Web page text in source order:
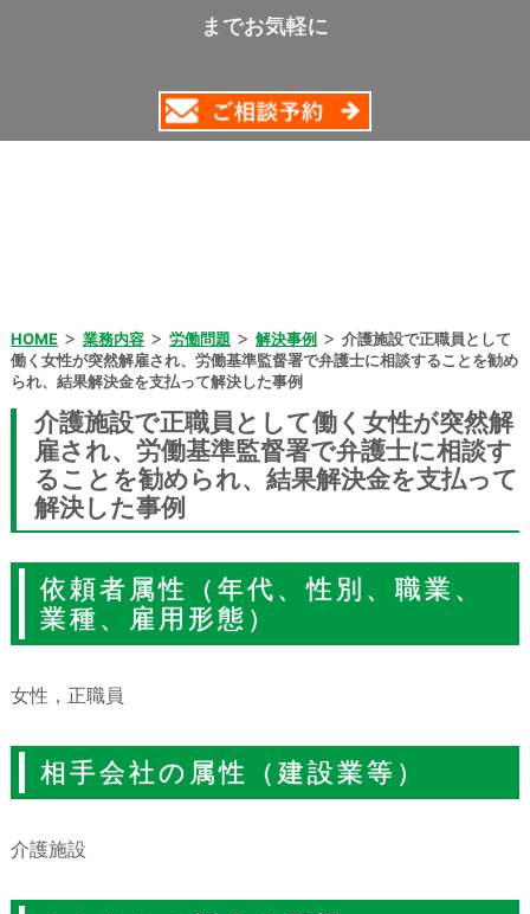
までお気軽に
HOME> 業務内容> 労働問題 > 解決事例> 介護施設で正職員として
働く女性が突然解雇され、労働基準監督署で弁護士に相談することを勧め
られ、結果解決金を支払って解決した事例
介護施設で正職員として働く女性が突然解
雇され、労働基準監督署で弁護士に相談す
ることを勧められ、結果解決金を支払って
解決した事例
依頼者属性（年代、性別、職業、
業種、雇用形態）
女性，正職員
相手会社の属性（建設業等）
介護施設